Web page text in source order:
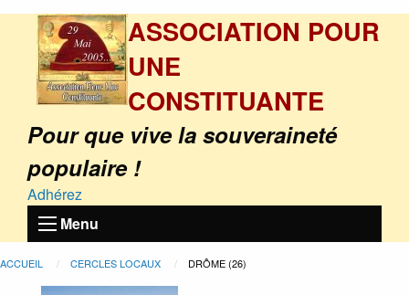
ASSOCIATION POUR
UNE
CONSTITUANTE
Pour que vive la souveraineté
populaire !
Adhérez
Menu
ACCUEIL CERCLES LOCAUX DRÔME (26)